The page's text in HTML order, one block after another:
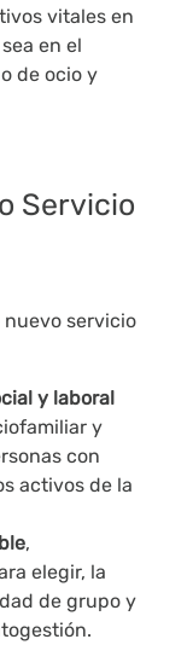
vitales en
en el
de ocio y
Servicio
servicio
y laboral
y
con
activos de la
,
elegir, la
de grupo y